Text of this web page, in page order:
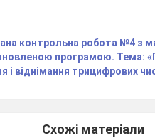
контрольна робота №4 з
програмою. Тема:
і віднімання трицифрових
Схожі матеріали